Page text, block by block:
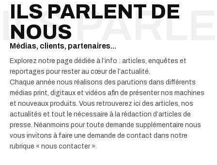
ILS PARLENT DE
NOUS
Médias, clients, partenaires...
Explorez notre page dédiée à l’info : articles, enquêtes et
reportages pour rester au cœur de l’actualité.
Chaque année nous réalisons des parutions dans différents
médias print, digitaux et vidéos afin de présenter nos machines
et nouveaux produits. Vous retrouverez ici des articles, nos
actualités et tout le nécessaire à la rédaction d’articles de
presse. Néanmoins pour toute demande supplémentaire nous
vous invitons à faire une demande de contact dans notre
rubrique « nous contacter ».